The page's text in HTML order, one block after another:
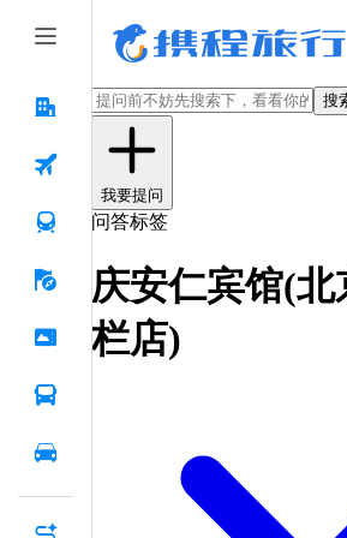
搜
我要提问
问答标签
庆安仁宾馆(
栏店)